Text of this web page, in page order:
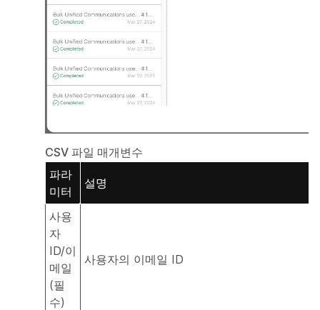
CSV 파일 매개변수
파라
미터
설명
사용
자
ID/이
메일
(필
수)
사용자의 이메일 ID